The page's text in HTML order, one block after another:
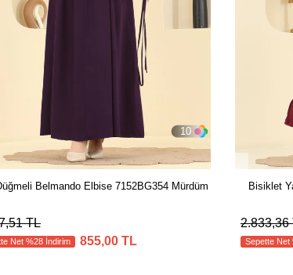
10
Belmando Elbise 7152BG354 Mürdüm
TL
Net %28 İndirim 855,00 TL
Bisiklet
2.833,36
Sepette Net